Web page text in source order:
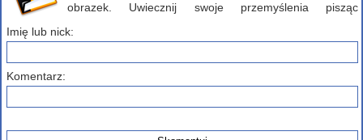
obrazek. Uwiecznij swoje przemyślenia pisząc
Imię lub nick:
Komentarz: